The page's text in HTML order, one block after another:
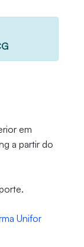
em
a partir do
Unifor